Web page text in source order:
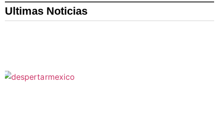
Ultimas Noticias